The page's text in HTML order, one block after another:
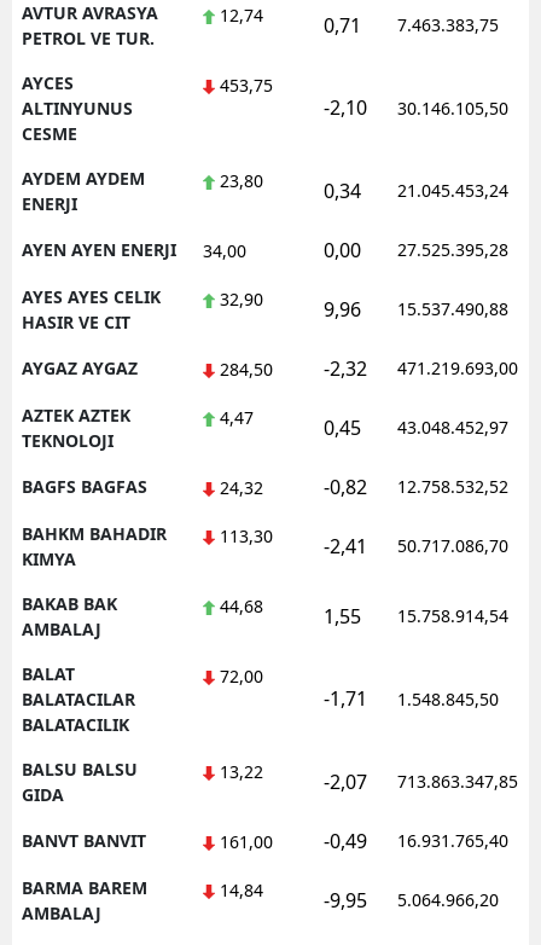
AVTUR AVRASYA
PETROL VE TUR.
12,74 0,71 7.463.383,75
AYCES
ALTINYUNUS
CESME
453,75
-2,10 30.146.105,50
AYDEM AYDEM
ENERJI
23,80 0,34 21.045.453,24
AYEN AYEN ENERJI 34,00 0,00 27.525.395,28
AYES AYES CELIK
HASIR VE CIT
32,90 9,96 15.537.490,88
AYGAZ AYGAZ 284,50 -2,32 471.219.693,00
AZTEK AZTEK
TEKNOLOJI
4,47 0,45 43.048.452,97
BAGFS BAGFAS 24,32 -0,82 12.758.532,52
BAHKM BAHADIR
KIMYA
113,30 -2,41 50.717.086,70
BAKAB BAK
AMBALAJ
44,68 1,55 15.758.914,54
BALAT
BALATACILAR
BALATACILIK
72,00
-1,71 1.548.845,50
BALSU BALSU
GIDA
13,22 -2,07 713.863.347,85
BANVT BANVIT 161,00 -0,49 16.931.765,40
BARMA BAREM
AMBALAJ
14,84 -9,95 5.064.966,20